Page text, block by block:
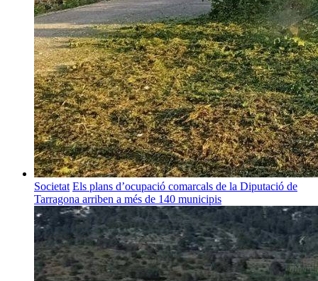
Societat Els plans d’ocupació comarcals de la Diputació de
Tarragona arriben a més de 140 municipis